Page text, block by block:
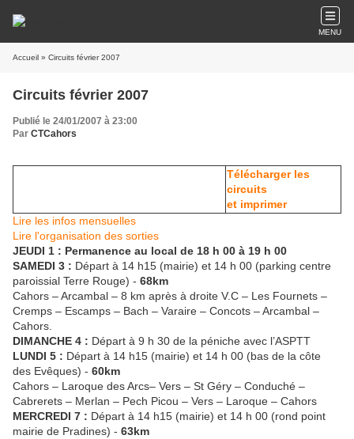
MENU
Accueil » Circuits février 2007
Circuits février 2007
Publié le 24/01/2007 à 23:00
Par CTCahors
Télécharger les
circuits
et imprimer
Lire les infos mensuelles
Lire l'organisation des sorties
JEUDI 1 : Permanence au local de 18 h 00 à 19 h 00
SAMEDI 3 : Départ à 14 h15 (mairie) et 14 h 00 (parking centre
paroissial Terre Rouge) - 68km
Cahors – Arcambal – 8 km après à droite V.C – Les Fournets –
Cremps – Escamps – Bach – Varaire – Concots – Arcambal –
Cahors.
DIMANCHE 4 : Départ à 9 h 30 de la péniche avec l’ASPTT
LUNDI 5 : Départ à 14 h15 (mairie) et 14 h 00 (bas de la côte
des Evêques) - 60km
Cahors – Laroque des Arcs– Vers – St Géry – Conduché –
Cabrerets – Merlan – Pech Picou – Vers – Laroque – Cahors
MERCREDI 7 : Départ à 14 h15 (mairie) et 14 h 00 (rond point
mairie de Pradines) - 63km